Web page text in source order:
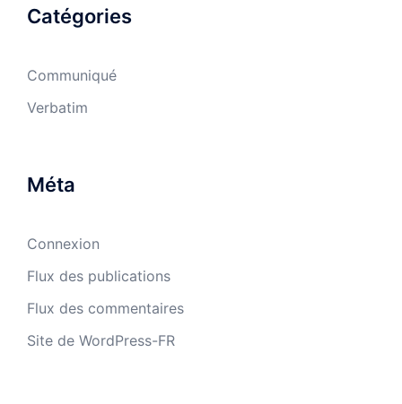
Catégories
Communiqué
Verbatim
Méta
Connexion
Flux des publications
Flux des commentaires
Site de WordPress-FR